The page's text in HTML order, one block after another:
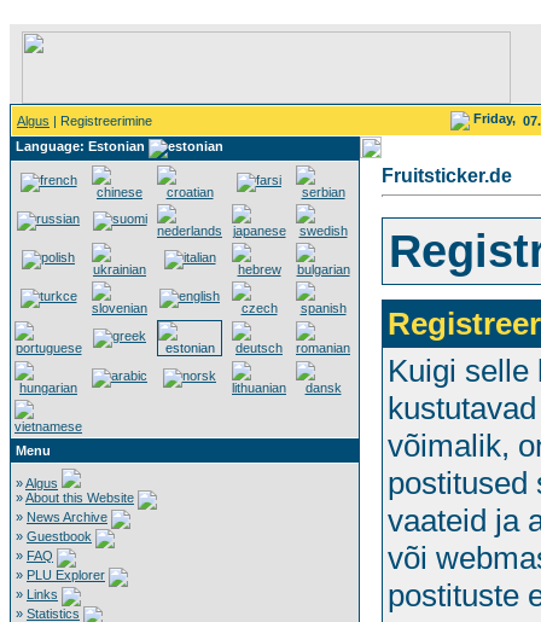
Algus | Registreerimine Friday,
Language: Estonian
Menu
»Algus
»About this Website
» News Archive
» Guestbook
» FAQ
» PLU Explorer
» Links
» Statistics
Fruitsticker.de
Kuigi selle
võimalik,
postitused
vaateid ja
või
postituste